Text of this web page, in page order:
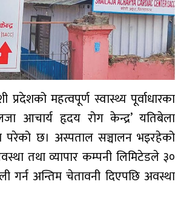
प्रदेशको महत्वपूर्ण स्वास्थ्य पूर्वाधारका
आचार्य हृदय रोग केन्द्र’ यतिबेला
परेको छ। अस्पताल सञ्चालन भइरहेको
तथा व्यापार कम्पनी लिमिटेडले ३०
गर्न अन्तिम चेतावनी दिएपछि अवस्था